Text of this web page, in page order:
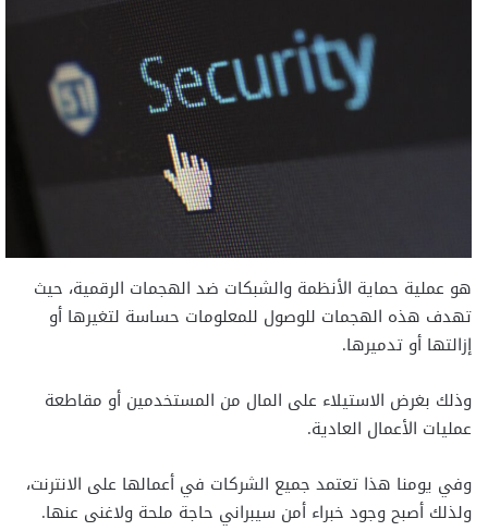
هو عملية حماية الأنظمة والشبكات ضد الهجمات الرقمية، حيث
تهدف هذه الهجمات للوصول للمعلومات حساسة لتغيرها أو
إزالتها أو تدميرها.
وذلك بغرض الاستيلاء على المال من المستخدمين أو مقاطعة
عمليات الأعمال العادية.
وفي يومنا هذا تعتمد جميع الشركات في أعمالها على الانترنت،
ولذلك أصبح وجود خبراء أمن سيبراني حاجة ملحة ولاغنى عنها.